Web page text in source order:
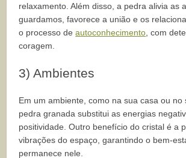
relaxamento. Além disso, a pedra alivia as
guardamos, favorece a união e os
o processo deautoconhecimento , com
coragem.
3) Ambientes
Em um ambiente, como na sua casa ou no
pedra granada substitui as energias
positividade. Outro benefício do cristal é a
vibrações do espaço, garantindo o bem-
permanece nele.